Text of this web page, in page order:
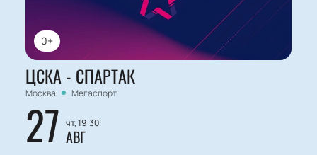
0+
ЦСКА - СПАРТАК
Москва Мегаспорт
27 чт, 19:30
АВГ